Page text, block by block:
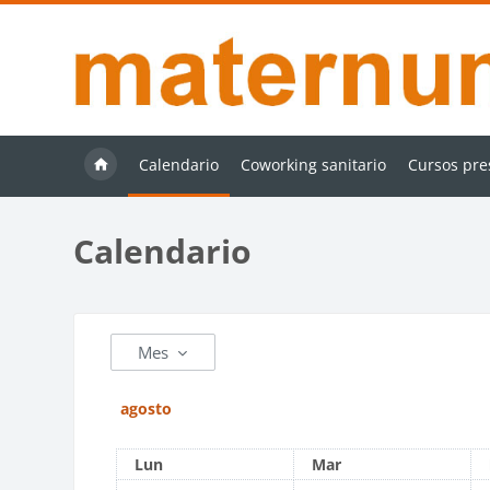
Calendario Coworking sanitario Cursos
Calendario
Mes
agosto
Lunes
Lun Martes
Mar